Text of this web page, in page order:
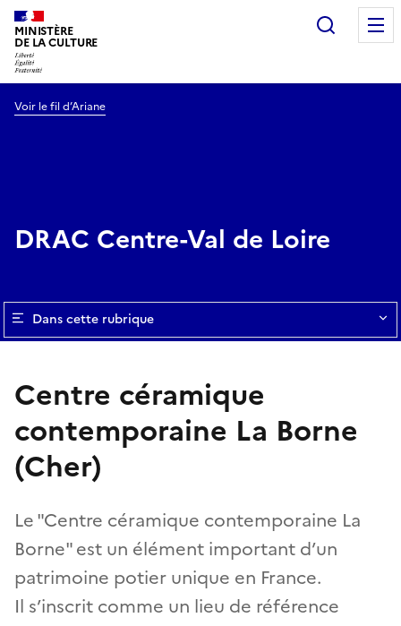
MINISTÈRE
DE LA CULTURE
Voir le fil d’Ariane
DRAC Centre-Val de Loire
Dans cette rubrique
Centre céramique
contemporaine La Borne
(Cher)
Le "Centre céramique contemporaine La
Borne" est un élément important d’un
patrimoine potier unique en France.
Il s’inscrit comme un lieu de référence